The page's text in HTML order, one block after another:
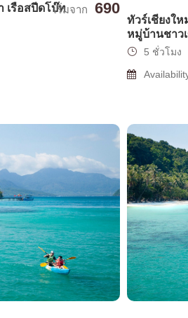
เรือสปีดโบ๊ทเริ่มจาก 690
ทัวร์เชียงใ
หมู่บ้านชาว
5 ชั่วโมง